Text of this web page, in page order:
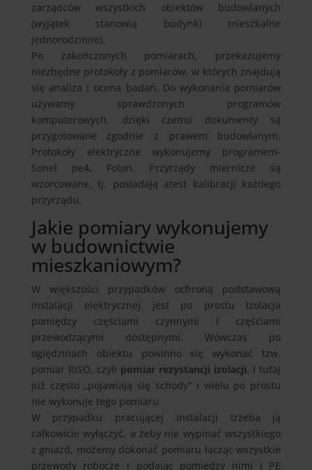
zarządców wszystkich obiektów budowlanych
(wyjątek stanowią budynki mieszkalne
jednorodzinne).
Po zakończonych pomiarach, przekazujemy
niezbędne protokoły z pomiarów, w których znajdują
się analiza i ocena badań. Do wykonania pomiarów
używamy sprawdzonych programów
komputerowych, dzięki czemu dokumenty są
przygotowane zgodnie z prawem budowlanym.
Protokoły elektryczne wykonujemy programem-
Sonel pe4, Foton. Przyrządy miernicze są
wzorcowane, tj. posiadają atest kalibracji każdego
przyrządu.
Jakie pomiary wykonujemy
w budownictwie
mieszkaniowym?
W większości przypadków ochroną podstawową
instalacji elektrycznej jest po prostu izolacja
pomiędzy częściami czynnymi i częściami
przewodzącymi dostępnymi. Wówczas po
oględzinach obiektu powinno się wykonać tzw.
pomiar RISO, czyli pomiar rezystancji izolacji. I tutaj
już często „pojawiają się schody” i wielu po prostu
nie wykonuje tego pomiaru.
W przypadku pracującej instalacji trzeba ją
całkowicie wyłączyć, a żeby nie wypinać wszystkiego
z gniazd, możemy dokonać pomiaru łącząc wszystkie
przewody robocze i podając pomiędzy nimi i PE